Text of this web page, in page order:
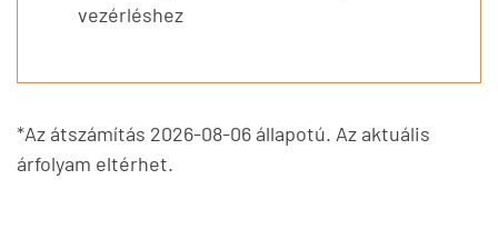
vezérléshez
*Az átszámítás 2026-08-06 állapotú. Az aktuális
árfolyam eltérhet.